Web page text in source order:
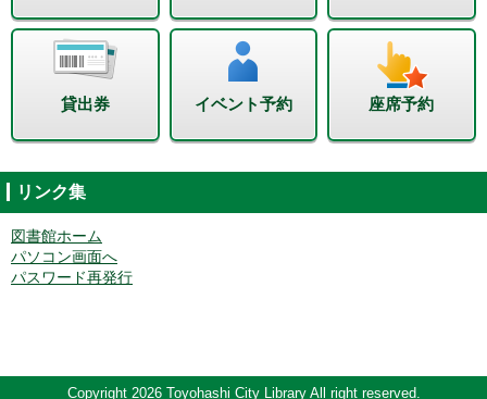
貸出券 イベント予約 座席予約
リンク集
図書館ホーム
パソコン画面へ
パスワード再発行
Copyright 2026 Toyohashi City Library All right reserved.